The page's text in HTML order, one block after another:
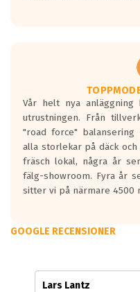
Vår helt nya
utrustningen. Från
"road force"
alla storlekar på däck och
fräsch lokal, några år
fälg-showroom. Fyra år
sitter vi på närmare 4500
GOOGLE RECENSIONER
Lars Lantz